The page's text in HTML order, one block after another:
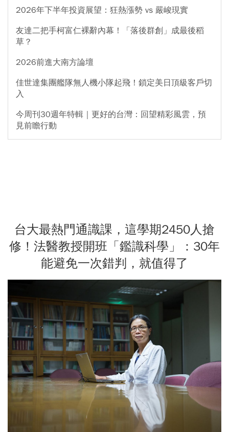
2026年下半年投資展望：狂熱漲勢 vs 嚴峻現實
友達二把手柯富仁裸辭內幕！「落後群創」成最後稻
草？
2026前進大南方論壇
佳世達集團艦隊無人機小隊起飛！鎖定美日頂級客戶切
入
今周刊30週年特輯｜更好的台灣：回望精彩風雲，預
見前瞻行動
台大最熱門通識課，這學期2450人搶
修！法醫教授開班「鑑識科學」：30年
能避免一次錯判，就值得了